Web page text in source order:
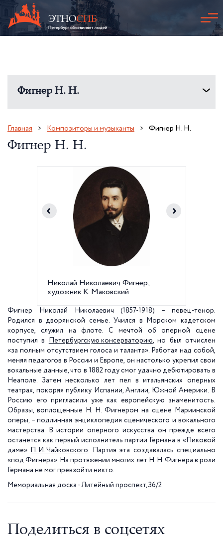
Фигнер Н. Н.
Главная Композиторы и музыканты Фигнер Н. Н.
Фигнер Н. Н.
Николай Николаевич Фигнер,
художник К. Маковский
Фигнер Николай Николаевич (1857-1918) – певец-тенор.
Родился в дворянской семье. Учился в Морском кадетском
корпусе, служил на флоте. С мечтой об оперной сцене
поступил в
Петербургскую консерваторию, но был отчислен
«за полным отсутствием голоса и таланта». Работая над собой,
меняя педагогов в России и Европе, он настолько укрепил свои
вокальные данные, что в 1882 году смог удачно дебютировать в
Неаполе. Затем несколько лет пел в итальянских оперных
театрах, покоряя публику Испании, Англии, Южной Америки. В
Россию его пригласили уже как европейскую знаменитость.
Образы, воплощенные Н. Н. Фигнером на сцене Мариинской
оперы, – подлинная энциклопедия сценического и вокального
мастерства. В истории оперного искусства он прежде всего
останется как первый исполнитель партии Германа в «Пиковой
даме» П. И. Чайковского. Партия эта создавалась специально
«под Фигнера». На протяжении многих лет Н. Н. Фигнера в роли
Германа не мог превзойти никто.
Мемориальная доска - Литейный проспект, 36/2
Поделиться в соцсетях